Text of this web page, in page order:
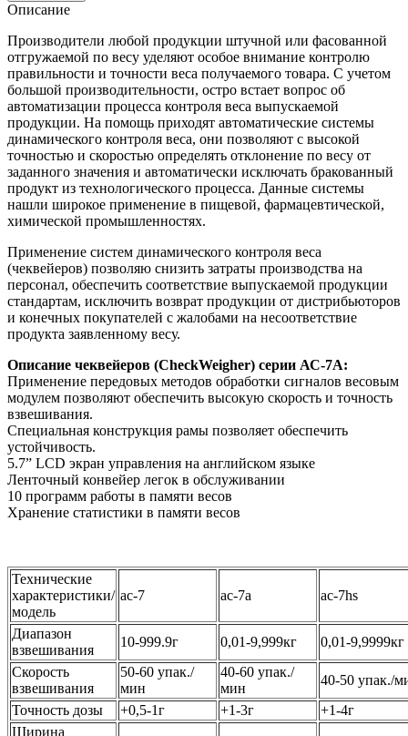
Описание
Производители любой продукции штучной или фасованной
отгружаемой по весу уделяют особое внимание контролю
правильности и точности веса получаемого товара. С учетом
большой производительности, остро встает вопрос об
автоматизации процесса контроля веса выпускаемой
продукции. На помощь приходят автоматические системы
динамического контроля веса, они позволяют с высокой
точностью и скоростью определять отклонение по весу от
заданного значения и автоматически исключать бракованный
продукт из технологического процесса. Данные системы
нашли широкое применение в пищевой, фармацевтической,
химической промышленностях.
Применение систем динамического контроля веса
(чеквейеров) позволяю снизить затраты производства на
персонал, обеспечить соответствие выпускаемой продукции
стандартам, исключить возврат продукции от дистрибьюторов
и конечных покупателей с жалобами на несоответствие
продукта заявленному весу.
Описание чеквейеров (CheckWeigher) серии АС-7А:
Применение передовых методов обработки сигналов весовым
модулем позволяют обеспечить высокую скорость и точность
взвешивания.
Специальная конструкция рамы позволяет обеспечить
устойчивость.
5.7” LCD экран управления на английском языке
Ленточный конвейер легок в обслуживании
10 программ работы в памяти весов
Хранение статистики в памяти весов
Технические
характеристики/
модель
ac-7 ac-7a ac-7hs
Диапазон
взвешивания
10-999.9г 0,01-9,999кг
0,01-9,9999кг
Скорость
взвешивания
50-60 упак./
мин
40-60 упак./
мин
40-50 упак./
Точность дозы
+0,5-1г +1-3г
+1-4г
Ширина